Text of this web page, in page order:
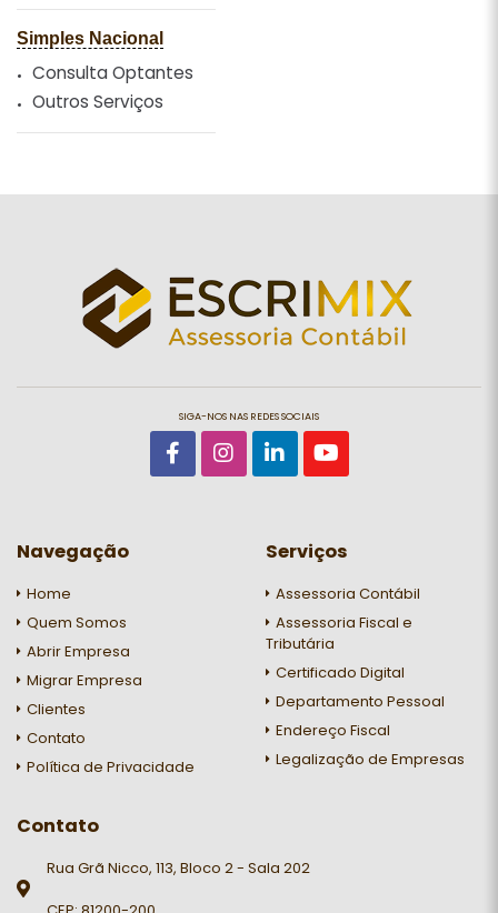
Simples Nacional
Consulta Optantes
Outros Serviços
SIGA-NOS NAS REDES SOCIAIS
Navegação
Home
Quem Somos
Abrir Empresa
Migrar Empresa
Clientes
Contato
Política de Privacidade
Serviços
Assessoria Contábil
Assessoria Fiscal e
Tributária
Certificado Digital
Departamento Pessoal
Endereço Fiscal
Legalização de Empresas
Contato
Rua Grã Nicco, 113, Bloco 2 - Sala 202